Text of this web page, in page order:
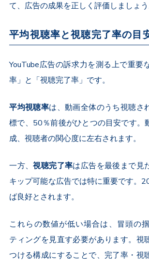
て、広告の成果を正しく評価しましょう
平均視聴率と視聴完了率の目
YouTube広告の訴求力を測る上で重要
率」と「視聴完了率」です。
平均視聴率は、動画全体のうち視聴さ
標で、 50％前後がひとつの目安です。
成、視聴者の関心度に左右されます。
一方、視聴完了率は広告を最後まで見
キップ可能な広告では特に重要です。
ば良好とされます。
これらの数値が低い場合は、冒頭の
ティングを見直す必要があります。視
つける構成にすることで、完了率・視